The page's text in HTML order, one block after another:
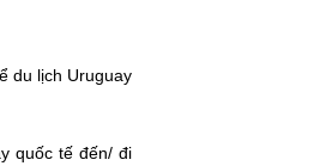
du lịch Uruguay
quốc tế đến/ đi